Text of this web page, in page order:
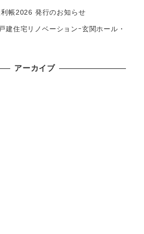
利帳2026 発行のお知らせ
住宅リノベーションｰ玄関ホール・
アーカイブ